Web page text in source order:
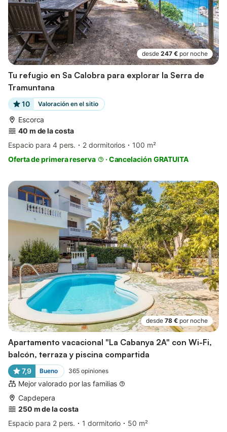
desde 247 € por noche
Tu refugio en Sa Calobra para explorar la Serra de
Tramuntana
10 Valoración en el sitio
Escorca
40 m de la costa
Espacio para 4 pers.
2 dormitorios
100 m²
Oferta de primera reserva
·Cancelación GRATUITA
desde 78 € por noche
Apartamento vacacional "La Cabanya 2A" con Wi-Fi,
balcón, terraza y piscina compartida
7,9 Bueno 365 opiniones
Mejor valorado por las familias
Capdepera
250 m de la costa
Espacio para 2 pers.
1 dormitorio
50 m²